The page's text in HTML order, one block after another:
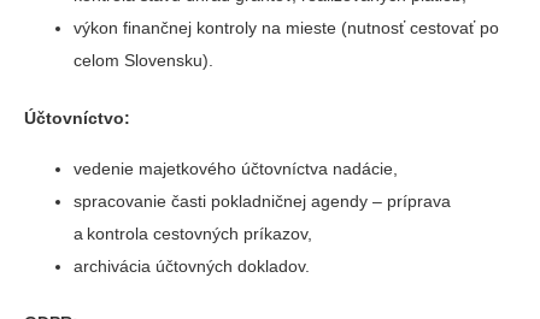
výkon finančnej kontroly na mieste (nutnosť cestovať po
celom Slovensku).
Účtovníctvo:
vedenie majetkového účtovníctva nadácie,
spracovanie časti pokladničnej agendy – príprava
a kontrola cestovných príkazov,
archivácia účtovných dokladov.